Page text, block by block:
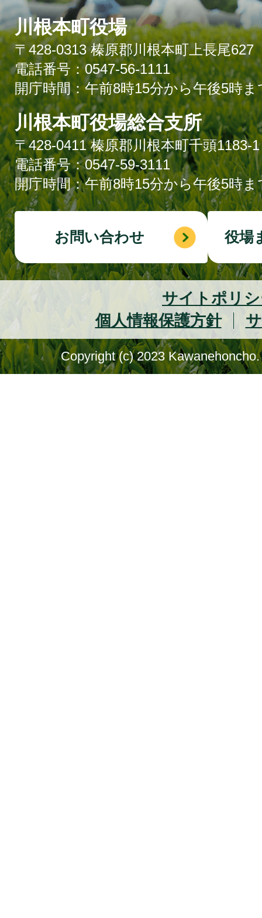
川根本町役場
〒428-0313 榛原郡川根本町上長尾627
電話番号：0547-56-1111
開庁時間：午前8時15分から午後5時ま
川根本町役場総合支所
〒428-0411 榛原郡川根本町千頭1183-1
電話番号：0547-59-3111
開庁時間：午前8時15分から午後5時ま
お問い合わせ 役場
サイトポリ
個人情報保護方針
Copyright (c) 2023